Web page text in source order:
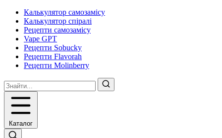
Калькулятор самозамісу
Калькулятор спіралі
Рецепти самозамісу
Vape GPT
Рецепти Sobucky
Рецепти Flavorah
Рецепти Molinberry
Каталог